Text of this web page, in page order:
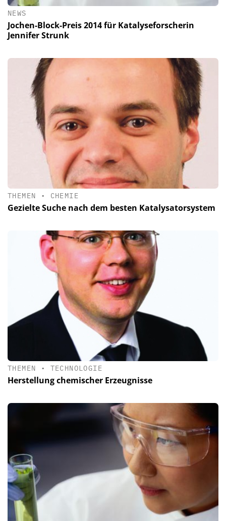
NEWS
Jochen-Block-Preis 2014 für Katalyseforscherin
Jennifer Strunk
THEMEN • CHEMIE
Gezielte Suche nach dem besten Katalysatorsystem
THEMEN • TECHNOLOGIE
Herstellung chemischer Erzeugnisse